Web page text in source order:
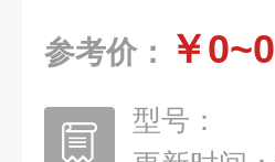
参考价： ￥0~0
型号：